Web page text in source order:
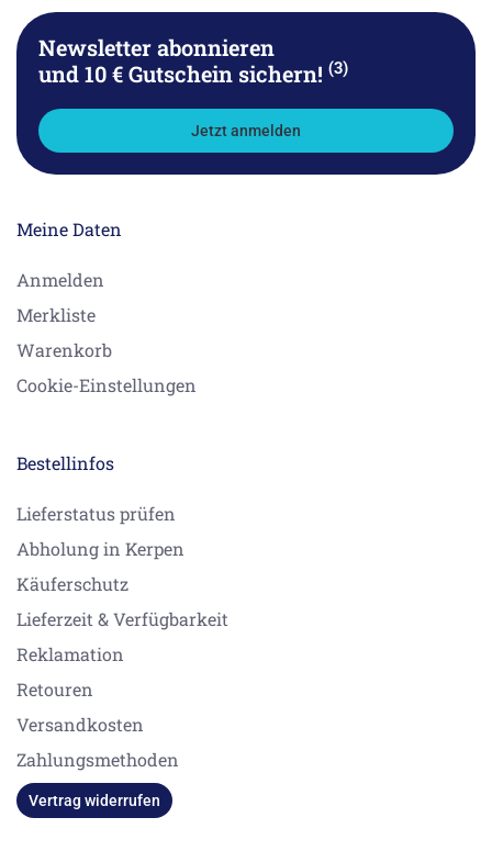
Newsletter abonnieren
und 10 € Gutschein sichern! (3)
Jetzt anmelden
Meine Daten
Anmelden
Merkliste
Warenkorb
Cookie-Einstellungen
Bestellinfos
Lieferstatus prüfen
Abholung in Kerpen
Käuferschutz
Lieferzeit & Verfügbarkeit
Reklamation
Retouren
Versandkosten
Zahlungsmethoden
Vertrag widerrufen